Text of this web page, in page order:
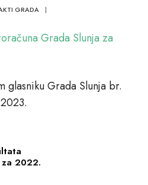
GRADA |
Grada Slunja za
glasniku Grada Slunja br.
za 2022.